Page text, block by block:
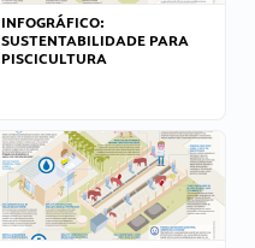
INFOGRÁFICO:
SUSTENTABILIDADE PARA
PISCICULTURA